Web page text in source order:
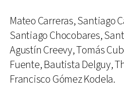
Mateo Carreras, Santiago
Santiago Chocobares,
Agustín Creevy, Tomás
Fuente, Bautista Delguy,
Francisco Gómez Kodela.